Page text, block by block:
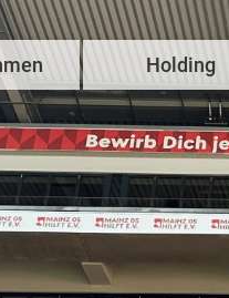
Holding